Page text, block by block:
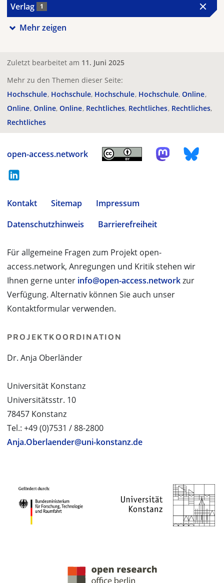
Verlag 1
Mehr zeigen
Zuletzt bearbeitet am 11. Juni 2025
Mehr zu den Themen dieser Seite:
Hochschule Hochschule Hochschule Hochschule Online
Online Online Online Rechtliches Rechtliches Rechtliches
Rechtliches
open-access.network
Kontakt Sitemap
Impressum
Datenschutzhinweis
Barrierefreiheit
Für allgemeine Fragen zum Projekt open-
access.network, Anregungen und Kritik stehen wir
Ihnen gerne unter info@open-access.networkzur
Verfügung. Alternativ können Sie auch unser
Kontaktformular verwenden.
PROJEKTKOORDINATION
Dr. Anja Oberländer
Universität Konstanz
Universitätsstr. 10
78457 Konstanz
Tel.: +49 (0)7531 / 88-2800
Anja.Oberlaender@uni-konstanz.de